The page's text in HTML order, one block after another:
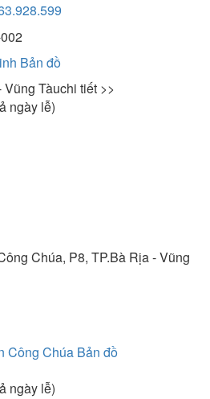
Bản đồ
Vũng Tàuchi tiết >>
ngày lễ)
Chúa, P8, TP.Bà Rịa - Vũng
Công Chúa Bản đồ
ngày lễ)